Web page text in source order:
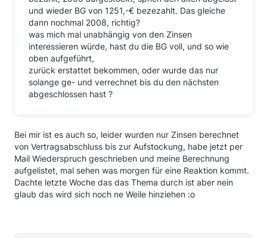
und wieder BG von 1251,-€ bezezahlt. Das gleiche
dann nochmal 2008, richtig?
was mich mal unabhängig von den Zinsen
interessieren würde, hast du die BG voll, und so wie
oben aufgeführt,
zurück erstattet bekommen, oder wurde das nur
solange ge- und verrechnet bis du den nächsten
abgeschlossen hast ?
Bei mir ist es auch so, leider wurden nur Zinsen berechnet
von Vertragsabschluss bis zur Aufstockung, habe jetzt per
Mail Wiederspruch geschrieben und meine Berechnung
aufgelistet, mal sehen was morgen für eine Reaktion kommt.
Dachte letzte Woche das das Thema durch ist aber nein
glaub das wird sich noch ne Weile hinziehen :o